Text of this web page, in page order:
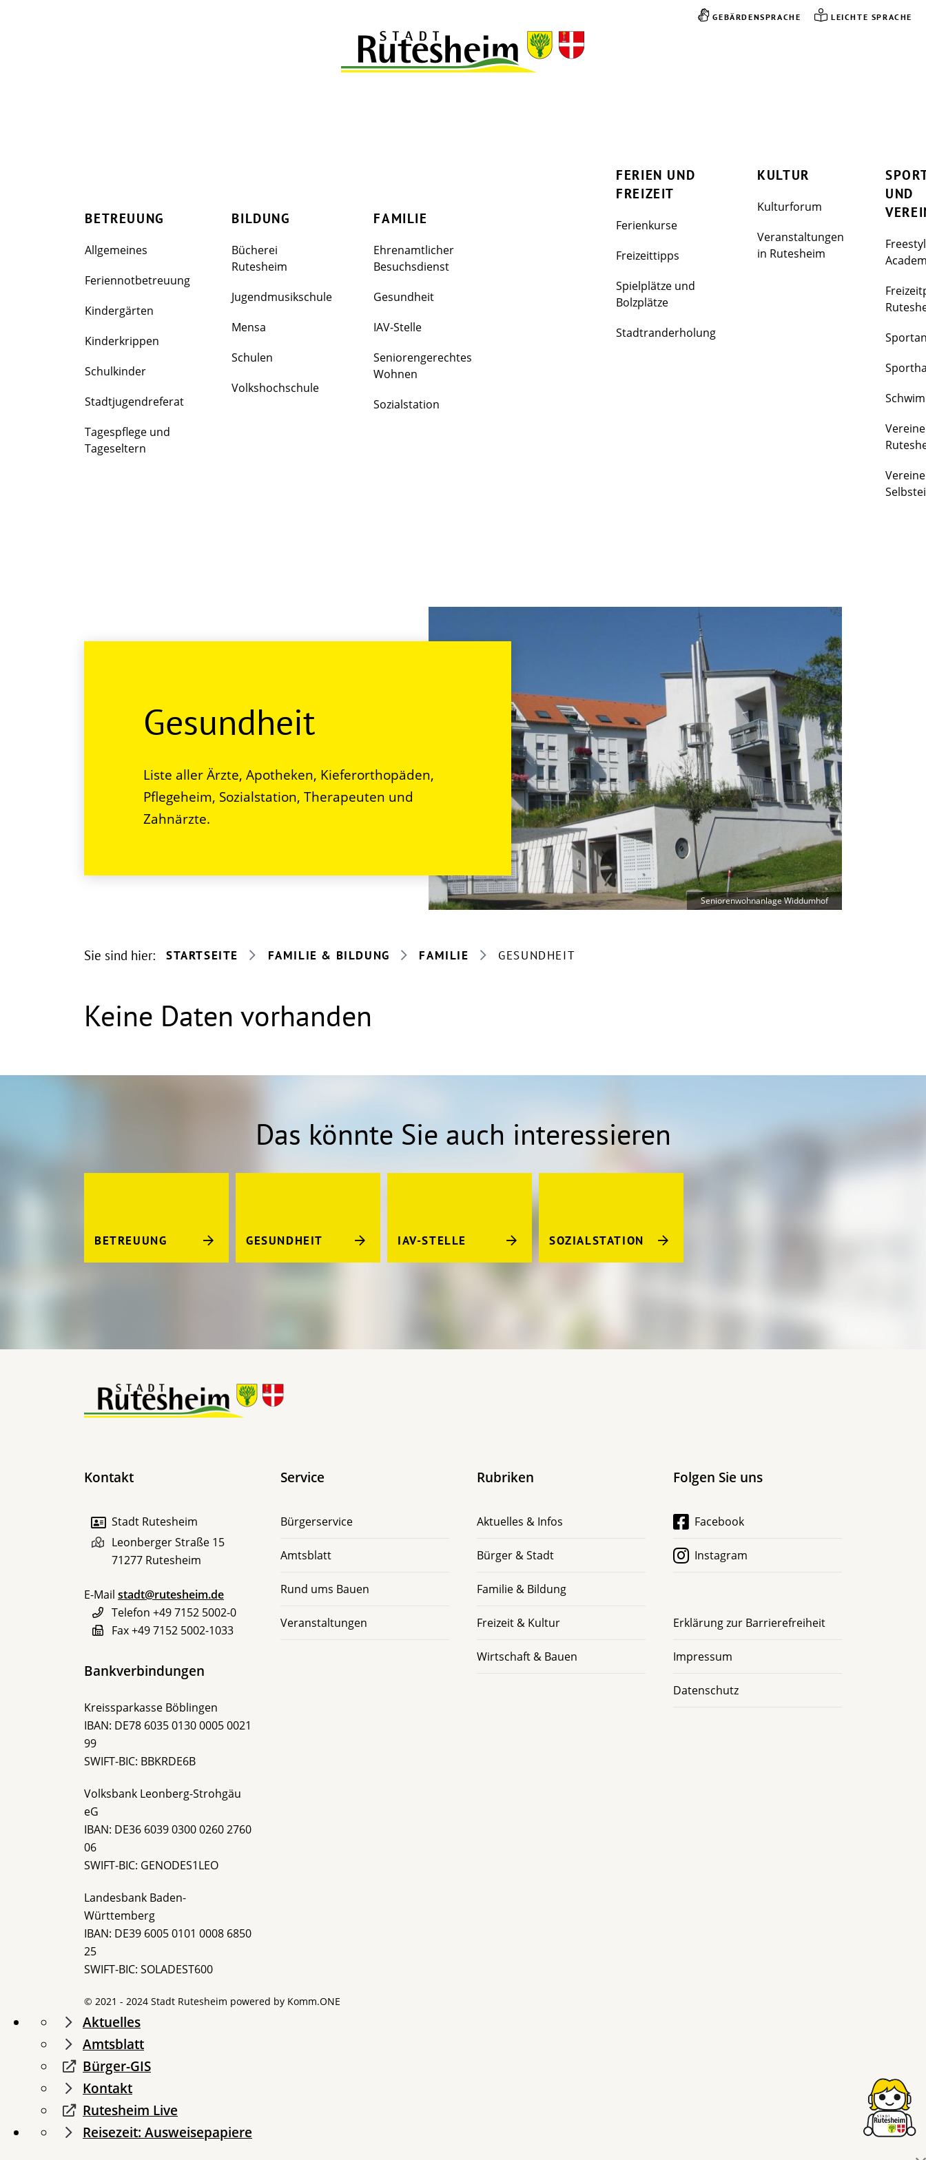
GEBÄRDENSPRACHE LEICHTE SPRACHE
FAMILIE
BILDUNG
BETREUUNG
Allgemeines
Feriennotbetreuung
Kindergärten
Kinderkrippen
Schulkinder
Stadtjugendreferat
Tagespflege und
Tageseltern
BILDUNG
Bücherei
Rutesheim
Jugendmusikschule
Mensa
Schulen
Volkshochschule
FAMILIE
Ehrenamtlicher
Besuchsdienst
Gesundheit
IAV-Stelle
Seniorengerechtes
Wohnen
Sozialstation
FERIEN UND
FREIZEIT
Ferienkurse
Freizeittipps
Spielplätze und
Bolzplätze
Stadtranderholung
KULTUR
Kulturforum
Veranstaltungen
in Rutesheim
UND
Vereine
Gesundheit
Liste aller Ärzte, Apotheken, Kieferorthopäden,
Pflegeheim, Sozialstation, Therapeuten und
Zahnärzte.
Seniorenwohnanlage Widdumhof
Sie sind hier: STARTSEITE FAMILIE & BILDUNG FAMILIE GESUNDHEIT
Keine Daten vorhanden
Das könnte Sie auch interessieren
BETREUUNG GESUNDHEIT IAV-STELLE SOZIALSTATION
Kontakt
Stadt Rutesheim
Leonberger Straße 15
71277 Rutesheim
E-Mail stadt@rutesheim.de
Telefon +49 7152 5002-0
Fax+49 7152 5002-1033
Bankverbindungen
Kreissparkasse Böblingen
IBAN: DE78 6035 0130 0005 0021
99
SWIFT-BIC: BBKRDE6B
Volksbank Leonberg-Strohgäu
eG
IBAN: DE36 6039 0300 0260 2760
06
SWIFT-BIC: GENODES1LEO
Landesbank Baden-
Württemberg
IBAN: DE39 6005 0101 0008 6850
25
SWIFT-BIC: SOLADEST600
Service
Bürgerservice
Amtsblatt
Rund ums Bauen
Veranstaltungen
Rubriken
Aktuelles & Infos
Bürger & Stadt
Familie & Bildung
Freizeit & Kultur
Wirtschaft & Bauen
Folgen Sie uns
Facebook
Instagram
Erklärung zur Barrierefreiheit
Impressum
Datenschutz
© 2021 - 2024 Stadt Rutesheim powered by Komm.ONE
Aktuelles
Amtsblatt
Bürger-GIS
Kontakt
Rutesheim Live
Reisezeit: Ausweisepapiere